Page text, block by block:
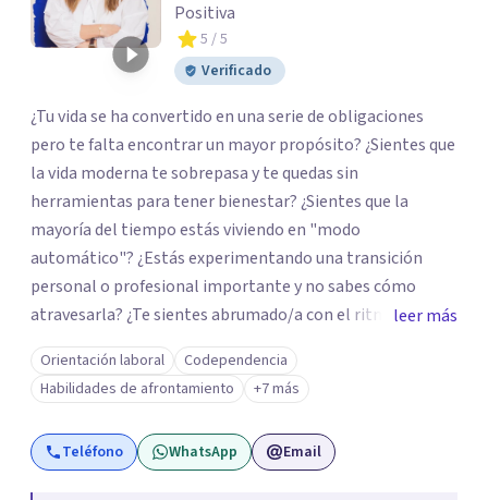
Positiva
5 / 5
Verificado
¿Tu vida se ha convertido en una serie de obligaciones
pero te falta encontrar un mayor propósito? ¿Sientes que
la vida moderna te sobrepasa y te quedas sin
herramientas para tener bienestar? ¿Sientes que la
mayoría del tiempo estás viviendo en "modo
automático"? ¿Estás experimentando una transición
personal o profesional importante y no sabes cómo
atravesarla? ¿Te sientes abrumado/a con el ritmo de tu
día a día y te preguntas si hay una mejor manera de vivir?
¿Aunque no estás deprimido/a sientes que te gustaría
potenciar tu capacidad de bienestar? Hola, Soy
Mariangela Rodriguez Badel. Uno de mis propósitos de
vida es impactar positivamente la vida de jóvenes y
leer más
Orientación laboral
Codependencia
Habilidades de afrontamiento
+7 más
Teléfono WhatsApp Email